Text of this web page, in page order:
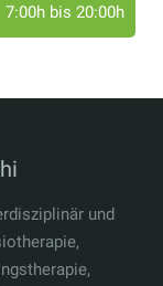
7:00h bis 20:00h
und